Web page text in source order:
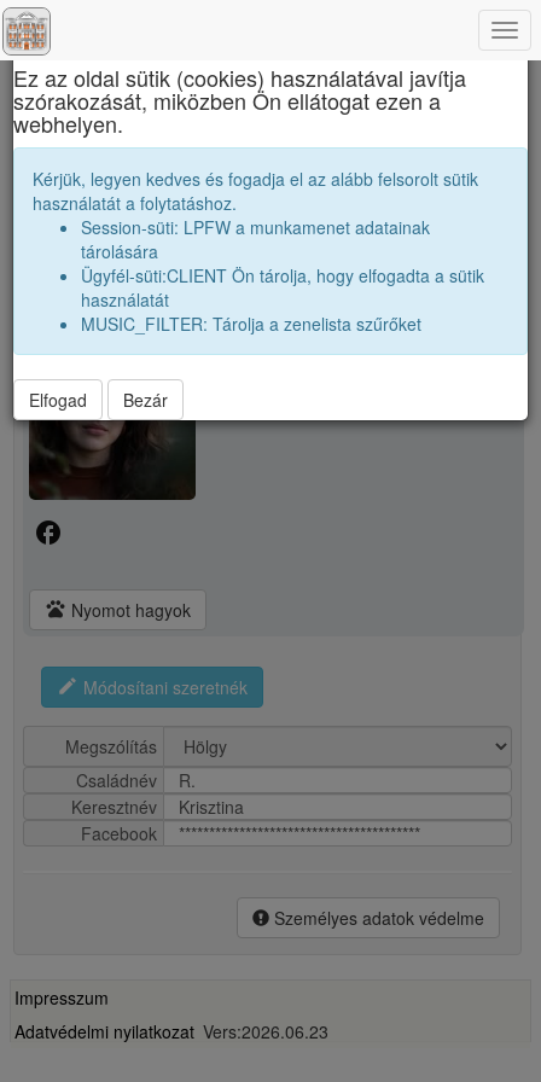
Marosvásárhelyi Művészeti Líceum
R. Krisztina
R. Krisztina
facebook
pets Nyomot hagyok
edit Módosítani szeretnék
Megszólítás
Családnév
R.
Keresztnév
Krisztina
Facebook
****************************************
Személyes adatok védelme
Impresszum
Adatvédelmi nyilatkozat Vers:2026.06.23
×
Ez az oldal sütik (cookies) használatával javítja
szórakozását, miközben Ön ellátogat ezen a
webhelyen.
Kérjük, legyen kedves és fogadja el az alább felsorolt sütik
használatát a folytatáshoz.
Session-süti: LPFW a munkamenet adatainak
tárolására
Ügyfél-süti:CLIENT Ön tárolja, hogy elfogadta a sütik
használatát
MUSIC_FILTER: Tárolja a zenelista szűrőket
Elfogad Bezár